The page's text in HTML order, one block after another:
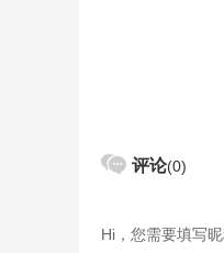
评论(0)
Hi，您需要填写昵